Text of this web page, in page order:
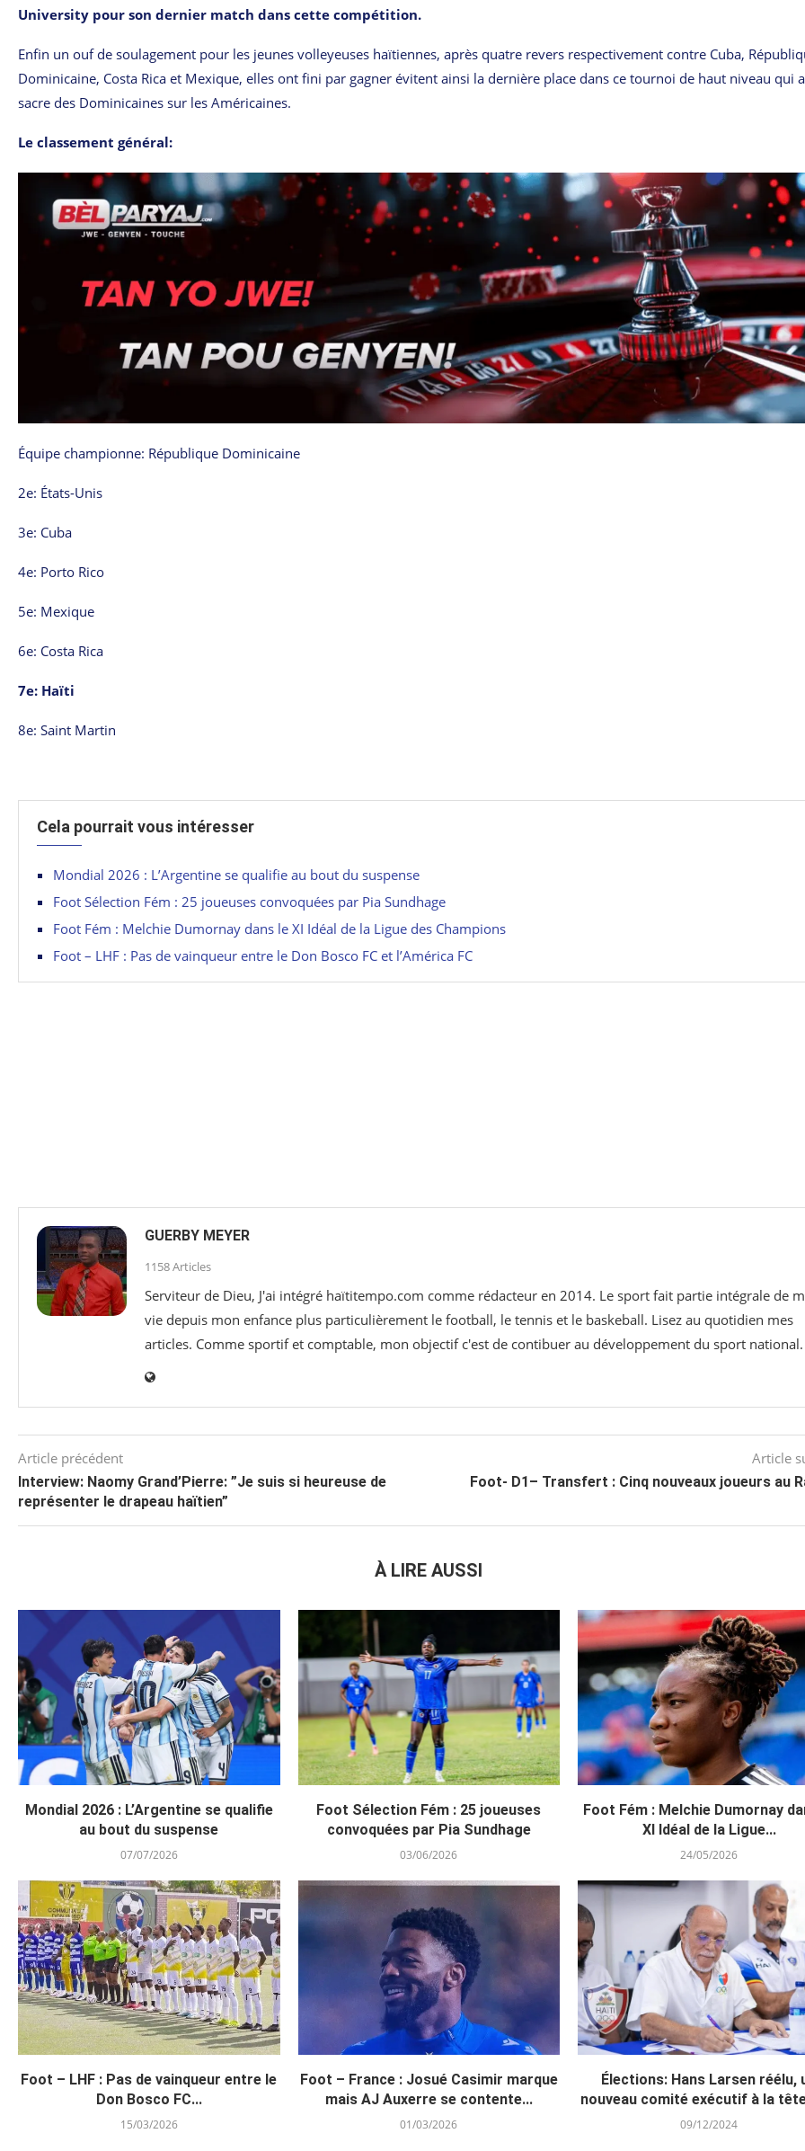
University pour son dernier match dans cette compétition.
Enfin un ouf de soulagement pour les jeunes volleyeuses haïtiennes, après quatre revers respectivement contre Cuba,
Dominicaine, Costa Rica et Mexique, elles ont fini par gagner évitent ainsi la dernière place dans ce tournoi de haut niveau qui
sacre des Dominicaines sur les Américaines.
Le classement général:
Équipe championne: République Dominicaine
2e: États-Unis
3e: Cuba
4e: Porto Rico
5e: Mexique
6e: Costa Rica
7e: Haïti
8e: Saint Martin
Cela pourrait vous intéresser
Mondial 2026 : L’Argentine se qualifie au bout du suspense
Foot Sélection Fém : 25 joueuses convoquées par Pia Sundhage
Foot Fém : Melchie Dumornay dans le XI Idéal de la Ligue des Champions
Foot – LHF : Pas de vainqueur entre le Don Bosco FC et l’América FC
GUERBY MEYER
1158 Articles
Serviteur de Dieu, J'ai intégré haïtitempo.com comme rédacteur en 2014. Le sport fait partie intégrale de
vie depuis mon enfance plus particulièrement le football, le tennis et le baskeball. Lisez au quotidien mes
articles. Comme sportif et comptable, mon objectif c'est de contibuer au développement du sport national.
Article précédent
Interview: Naomy Grand’Pierre: ”Je suis si heureuse de
représenter le drapeau haïtien”
Article
Foot- D1– Transfert : Cinq nouveaux joueurs au
À LIRE AUSSI
Mondial 2026 : L’Argentine se qualifie
au bout du suspense
07/07/2026
Foot Sélection Fém : 25 joueuses
convoquées par Pia Sundhage
03/06/2026
Foot Fém : Melchie Dumornay
XI Idéal de la Ligue...
24/05/2026
Foot – LHF : Pas de vainqueur entre le
Don Bosco FC...
15/03/2026
Foot – France : Josué Casimir marque
mais AJ Auxerre se contente...
01/03/2026
Élections: Hans Larsen réélu,
nouveau comité exécutif à la
09/12/2024